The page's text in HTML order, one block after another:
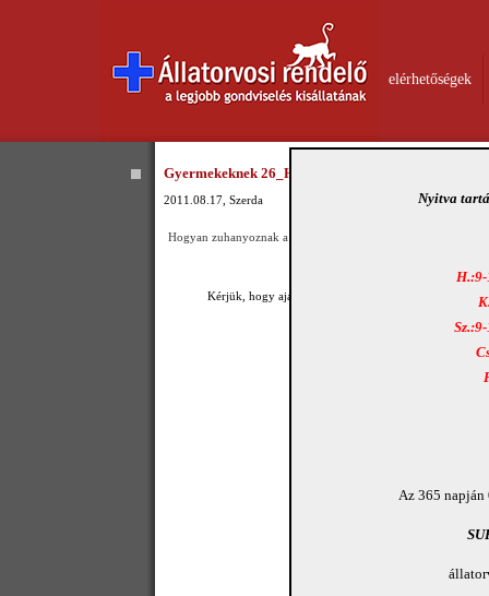
Nyitva
H.:9-
Az 365 napján
elérhetőségek
Gyermekeknek 26_Hidegzuhany
2011.08.17, Szerda
Hogyan zuhanyoznak a macskák?K
Kérjük, hogy ajánlja Ismerősei figyelmébe a